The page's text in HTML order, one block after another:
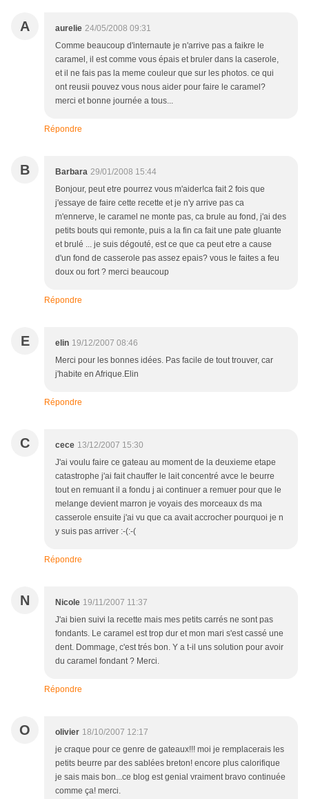
A aurelie 24/05/2008 09:31
Comme beaucoup d'internaute je n'arrive pas a faikre le
caramel, il est comme vous épais et bruler dans la caserole,
et il ne fais pas la meme couleur que sur les photos. ce qui
ont reusii pouvez vous nous aider pour faire le caramel?
merci et bonne journée a tous...
Répondre
B Barbara 29/01/2008 15:44
Bonjour, peut etre pourrez vous m'aider!ca fait 2 fois que
j'essaye de faire cette recette et je n'y arrive pas ca
m'ennerve, le caramel ne monte pas, ca brule au fond, j'ai des
petits bouts qui remonte, puis a la fin ca fait une pate gluante
et brulé ... je suis dégouté, est ce que ca peut etre a cause
d'un fond de casserole pas assez epais? vous le faites a feu
doux ou fort ? merci beaucoup
Répondre
E elin 19/12/2007 08:46
Merci pour les bonnes idées. Pas facile de tout trouver, car
j'habite en Afrique.Elin
Répondre
C cece 13/12/2007 15:30
J'ai voulu faire ce gateau au moment de la deuxieme etape
catastrophe j'ai fait chauffer le lait concentré avce le beurre
tout en remuant il a fondu j ai continuer a remuer pour que le
melange devient marron je voyais des morceaux ds ma
casserole ensuite j'ai vu que ca avait accrocher pourquoi je n
y suis pas arriver :-(:-(
Répondre
N Nicole 19/11/2007 11:37
J'ai bien suivi la recette mais mes petits carrés ne sont pas
fondants. Le caramel est trop dur et mon mari s'est cassé une
dent. Dommage, c'est trés bon. Y a t-il uns solution pour avoir
du caramel fondant ? Merci.
Répondre
O olivier 18/10/2007 12:17
je craque pour ce genre de gateaux!!! moi je remplacerais les
petits beurre par des sablées breton! encore plus calorifique
je sais mais bon...ce blog est genial vraiment bravo continuée
comme ça! merci.